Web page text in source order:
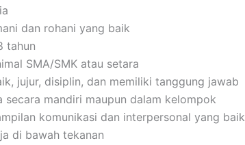
dan rohani yang baik
tahun
SMA/SMK atau setara
jujur, disiplin, dan memiliki tanggung jawab
secara mandiri maupun dalam kelompok
komunikasi dan interpersonal yang baik
di bawah tekanan